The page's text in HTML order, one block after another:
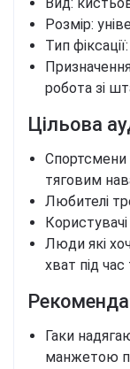
Вид:
Розмір:
Тип
робота зі
Цільова
Спортсмени
тяговим
Любителі
Люди які
хват під час
Гаки
манжетою